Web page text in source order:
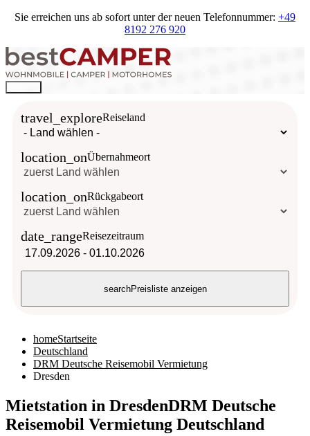
Sie erreichen uns ab sofort unter der neuen Telefonnummer: +49
8192 276 920
travel_exploreReiseland
location_onÜbernahmeort
location_onRückgabeort
date_rangeReisezeitraum
17.09.2026 - 01.10.2026
searchPreisliste anzeigen
homeStartseite
Deutschland
DRM Deutsche Reisemobil Vermietung
Dresden
Mietstation in DresdenDRM Deutsche
Reisemobil Vermietung Deutschland